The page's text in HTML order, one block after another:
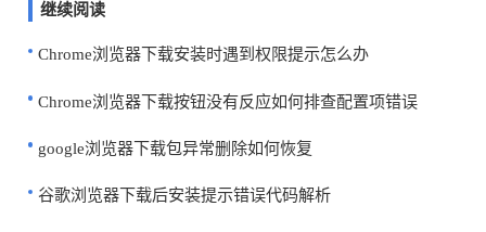
继续阅读
Chrome浏览器下载安装时遇到权限提示怎么办
Chrome浏览器下载按钮没有反应如何排查配置项错误
google浏览器下载包异常删除如何恢复
谷歌浏览器下载后安装提示错误代码解析